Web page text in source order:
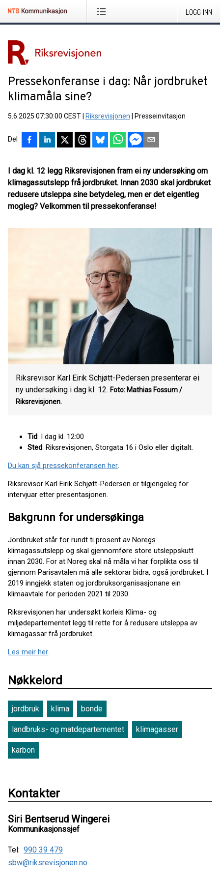
LOGG INN
Pressekonferanse i dag: Når jordbruket
klimamåla sine?
5.6.2025 07:30:00 CEST Riksrevisjonen Presseinvitasjon
Del
I dag kl. 12 legg Riksrevisjonen fram ei ny undersøking om
klimagassutslepp frå jordbruket. Innan 2030 skal jordbruket
redusere utsleppa sine betydeleg, men er det eigentleg
mogleg? Velkommen til pressekonferanse!
Riksrevisor Karl Eirik Schjøtt-Pedersen presenterar ei
ny undersøking i dag kl. 12. Foto: Mathias Fossum /
Riksrevisjonen.
Tid: I dag kl. 12:00
Sted: Riksrevisjonen, Storgata 16 i Oslo eller digitalt.
Du kan sjå pressekonferansen her.
Riksrevisor Karl Eirik Schjøtt-Pedersen er tilgjengeleg for
intervjuar etter presentasjonen.
Bakgrunn for undersøkinga
Jordbruket står for rundt ti prosent av Noregs
klimagassutslepp og skal gjennomføre store utsleppskutt
innan 2030. For at Noreg skal nå måla vi har forplikta oss til
gjennom Parisavtalen må alle sektorar bidra, også jordbruket. I
2019 inngjekk staten og jordbruksorganisasjonane ein
klimaavtale for perioden 2021 til 2030.
Riksrevisjonen har undersøkt korleis Klima- og
miljødepartementet legg til rette for å redusere utsleppa av
klimagassar frå jordbruket.
Les meir her.
Nøkkelord
jordbruk klima bonde
landbruks- og matdepartementet klimagasser
karbon
Kontakter
Siri Bentserud Wingerei
Kommunikasjonssjef
Tel: 990 39 479
sbw@riksrevisjonen.no